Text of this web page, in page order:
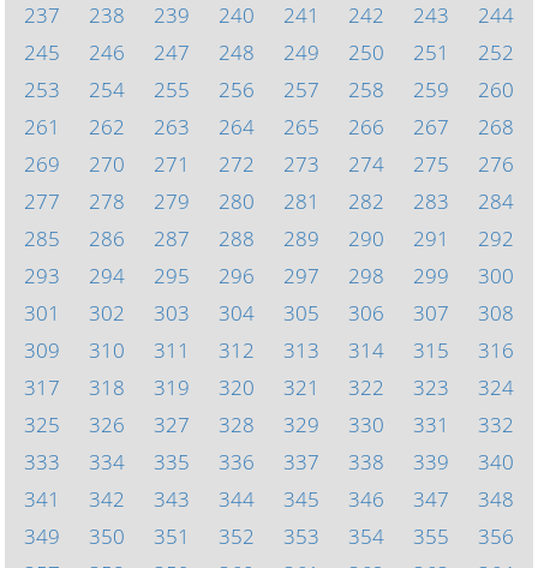
237
238 239 240 241 242 243
244
245
246 247 248 249 250 251
252
253
254 255 256 257 258 259
260
261
262 263 264 265 266 267
268
269
270 271 272 273 274 275
276
277
278 279 280 281 282 283
284
285
286 287 288 289 290 291
292
293
294 295 296 297 298 299
300
301
302 303 304 305 306 307
308
309
310 311 312 313 314 315
316
317
318 319 320 321 322 323
324
325
326 327 328 329 330 331
332
333
334 335 336 337 338 339
340
341
342 343 344 345 346 347
348
349
350 351 352 353 354 355
356